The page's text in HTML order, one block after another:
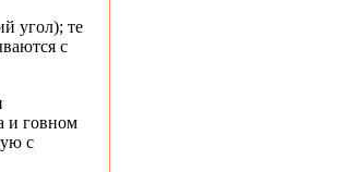
угол); те
с
и говном
с